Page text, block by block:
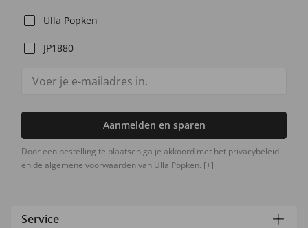
Ulla Popken
JP1880
Aanmelden en sparen
Door een bestelling te plaatsen ga je akkoord met het privacybeleid
en de algemene voorwaarden van Ulla Popken. [+]
Service